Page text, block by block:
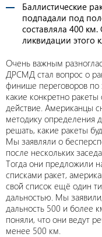
Баллистические
подпадали под
составляла 400
ликвидации этого
Очень важным
ДРСМД стал вопрос о
финише переговоров по
какие конкретно
действие. Американцы
методику определения
решать, какие ракеты
Мы заявляли о
после нескольких
Тогда они предложили
списками ракет,
свой список ещё один
дальностью. Мы
дальность 500 и более
поняли, что они ведут
менее 500 км.